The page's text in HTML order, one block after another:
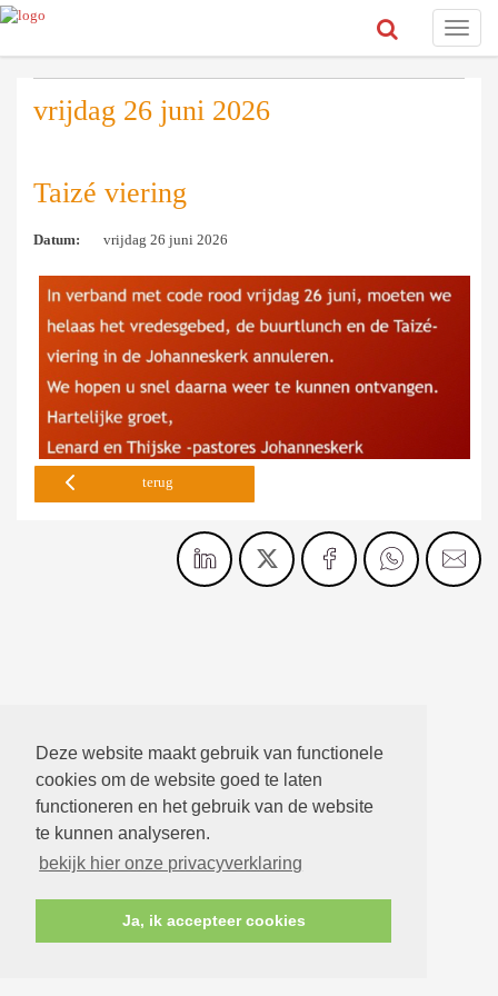
Deze website maakt gebruik van functionele
cookies om de website goed te laten
functioneren en het gebruik van de website
te kunnen analyseren.
bekijk hier onze privacyverklaring
Ja, ik accepteer cookies
Toggle
vrijdag 26 juni 2026
Taizé viering
Datum: vrijdag 26 juni 2026
terug